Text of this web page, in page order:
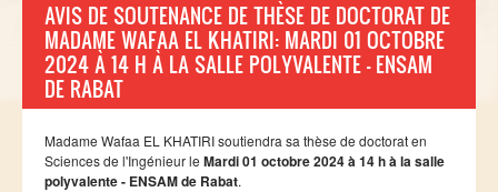
DIRECTION
Responsables administratifs
Départements
Demande d'odre de mission
AVIS DE SOUTENANCE DE THÈSE DE DOCTORAT DE
MADAME WAFAA EL KHATIRI: MARDI 01 OCTOBRE
2024 À 14 H À LA SALLE POLYVALENTE - ENSAM
DE RABAT
Madame Wafaa EL KHATIRI soutiendra sa thèse de doctorat en
Sciences de l'Ingénieur le Mardi 01 octobre 2024 à 14 h à la salle
polyvalente - ENSAM de Rabat.